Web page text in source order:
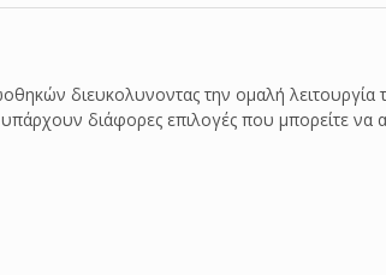
διευκολυνοντας την ομαλή λειτουργία
διάφορες επιλογές που μπορείτε να